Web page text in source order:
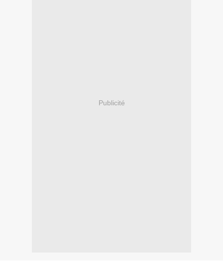
Publicité